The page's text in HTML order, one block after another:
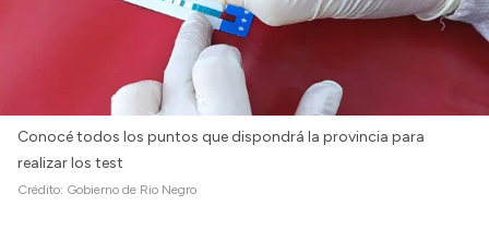
Conocé todos los puntos que dispondrá la provincia para
realizar los test
Crédito: Gobierno de Rio Negro